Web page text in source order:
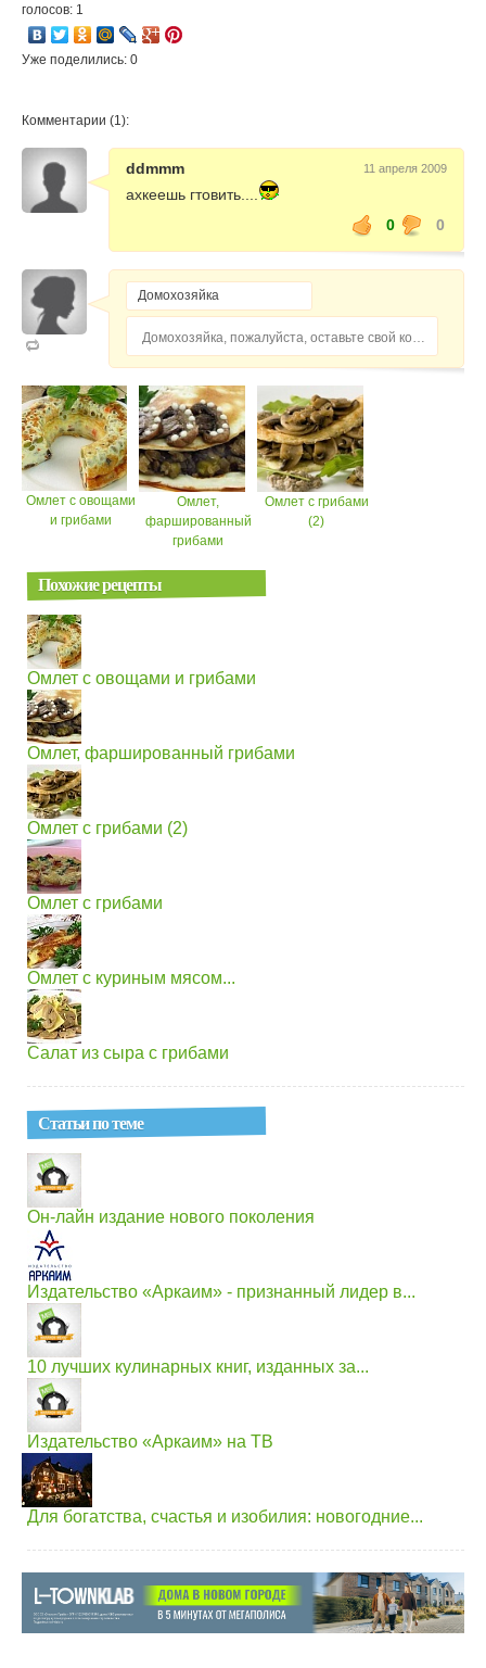
голосов: 1
Уже поделились: 0
Комментарии (1):
ddmmm 11 апреля 2009
ахкеешь гтовить....
0
0
Омлет с овощами
и грибами
Омлет,
фаршированный
грибами
Омлет с грибами
(2)
Похожие рецепты
Омлет с овощами и грибами
Омлет, фаршированный грибами
Омлет с грибами (2)
Омлет с грибами
Омлет с куриным мясом...
Салат из сыра с грибами
Статьи по теме
Он-лайн издание нового поколения
Издательство «Аркаим» - признанный лидер в...
10 лучших кулинарных книг, изданных за...
Издательство «Аркаим» на ТВ
Для богатства, счастья и изобилия: новогодние...